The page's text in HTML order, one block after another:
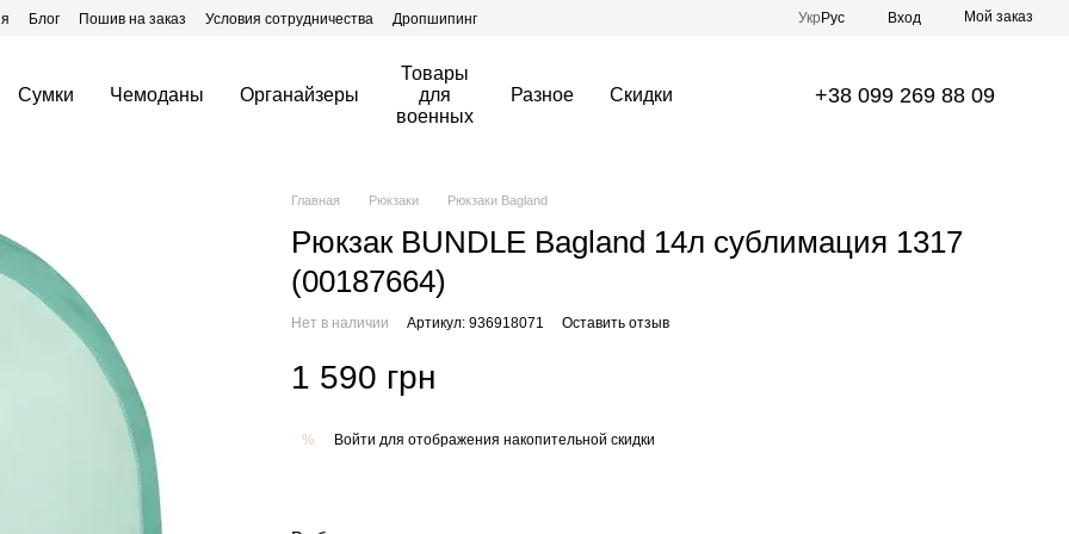
Блог Пошив на заказ Условия сотрудничества Дропшипинг Укр Рус Вход Мой заказ
Сумки Чемоданы Органайзеры
Товары
для
военных
Разное Скидки +38 099 269 88 09
Главная Рюкзаки Рюкзаки Bagland
Рюкзак BUNDLE Bagland 14л сублимация 1317
(00187664)
Нет в наличии Артикул: 936918071 Оставить отзыв
1 590 грн
% Войти для отображения накопительной скидки